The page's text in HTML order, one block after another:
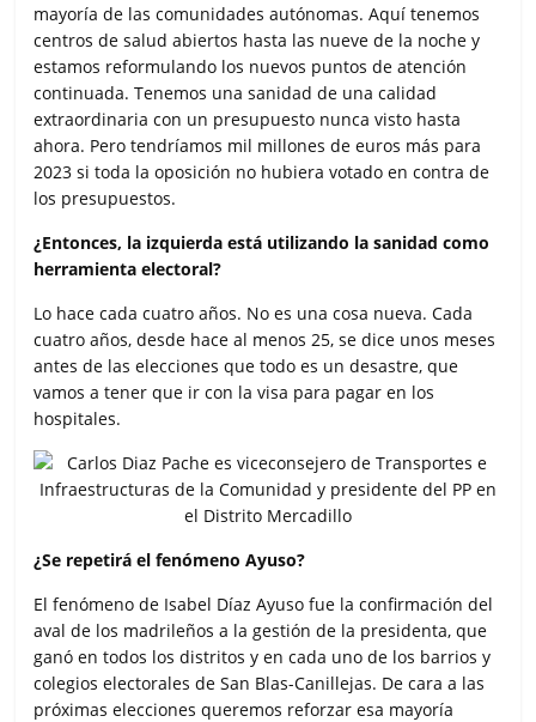
mayoría de las comunidades autónomas. Aquí tenemos
centros de salud abiertos hasta las nueve de la noche y
estamos reformulando los nuevos puntos de atención
continuada. Tenemos una sanidad de una calidad
extraordinaria con un presupuesto nunca visto hasta
ahora. Pero tendríamos mil millones de euros más para
2023 si toda la oposición no hubiera votado en contra de
los presupuestos.
¿Entonces, la izquierda está utilizando la sanidad como
herramienta electoral?
Lo hace cada cuatro años. No es una cosa nueva. Cada
cuatro años, desde hace al menos 25, se dice unos meses
antes de las elecciones que todo es un desastre, que
vamos a tener que ir con la visa para pagar en los
hospitales.
¿Se repetirá el fenómeno Ayuso?
El fenómeno de Isabel Díaz Ayuso fue la confirmación del
aval de los madrileños a la gestión de la presidenta, que
ganó en todos los distritos y en cada uno de los barrios y
colegios electorales de San Blas-Canillejas. De cara a las
próximas elecciones queremos reforzar esa mayoría